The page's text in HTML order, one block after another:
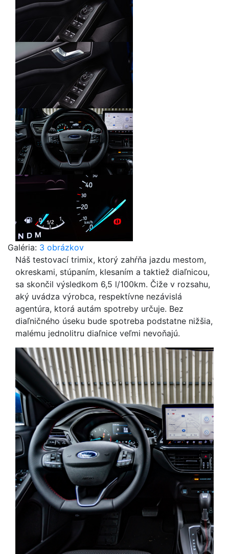
Galéria: 3 obrázkov
Náš testovací trimix, ktorý zahŕňa jazdu mestom,
okreskami, stúpaním, klesaním a taktiež diaľnicou,
sa skončil výsledkom 6,5 l/100km. Čiže v rozsahu,
aký uvádza výrobca, respektívne nezávislá
agentúra, ktorá autám spotreby určuje. Bez
diaľničného úseku bude spotreba podstatne nižšia,
malému jednolitru diaľnice veľmi nevoňajú.